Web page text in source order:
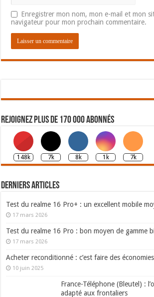
Enregistrer mon nom, mon e-mail et mon
navigateur pour mon prochain commentaire.
Rejoignez plus de 170 000 abonnés
148k 7k 8k 1k 7k
Derniers articles
Test du realme 16 Pro+ : un excellent mobile
17 mars 2026
Test du realme 16 Pro : bon moyen de gamme
17 mars 2026
Acheter reconditionné : c’est faire des
10 juin 2025
France-Téléphone (Bleutel) :
adapté aux frontaliers